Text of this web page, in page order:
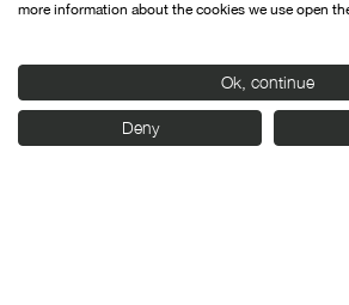
Organiza:
more information about the cookies we use open
Ok, continue
Deny